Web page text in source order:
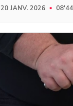
20 JANV. 2026